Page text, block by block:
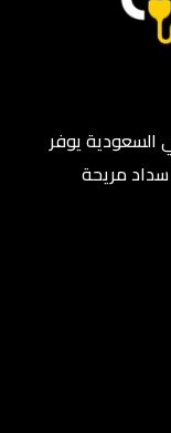
السعودية يوفر
سداد مريحة